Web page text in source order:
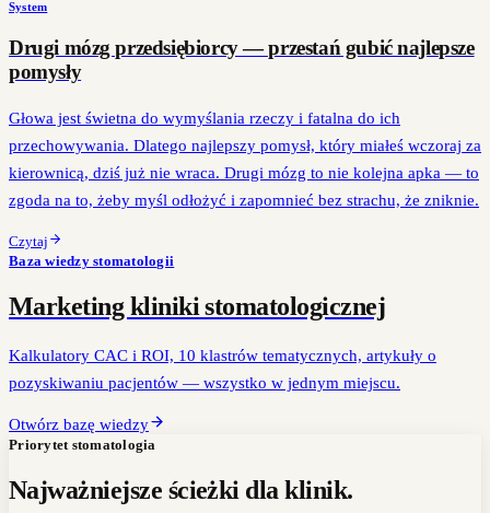
System
Drugi mózg przedsiębiorcy — przestań gubić najlepsze
pomysły
Głowa jest świetna do wymyślania rzeczy i fatalna do ich
przechowywania. Dlatego najlepszy pomysł, który miałeś wczoraj za
kierownicą, dziś już nie wraca. Drugi mózg to nie kolejna apka — to
zgoda na to, żeby myśl odłożyć i zapomnieć bez strachu, że zniknie.
Czytaj
Baza wiedzy stomatologii
Marketing kliniki stomatologicznej
Kalkulatory CAC i ROI, 10 klastrów tematycznych, artykuły o
pozyskiwaniu pacjentów — wszystko w jednym miejscu.
Otwórz bazę wiedzy
Priorytet stomatologia
Najważniejsze ścieżki dla klinik.